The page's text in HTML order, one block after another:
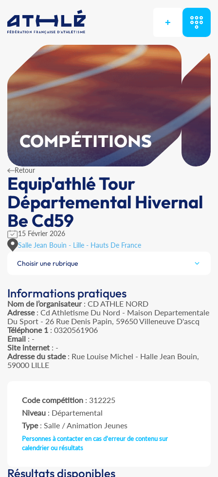
+
COMPÉTITIONS
Retour
Equip'athlé Tour
Départemental Hivernal
Be Cd59
15 Février 2026
Salle Jean Bouin - Lille - Hauts De France
Choisir une rubrique
Informations pratiques
Nom de l’organisateur: CD ATHLE NORD
Adresse: Cd Athletisme Du Nord - Maison Departementale
Du Sport - 26 Rue Denis Papin, 59650 Villeneuve D'ascq
Téléphone 1 : 0320561906
Email : -
Site internet : -
Adresse du stade: Rue Louise Michel - Halle Jean Bouin,
59000 LILLE
Code compétition : 312225
Niveau : Départemental
Type: Salle / Animation Jeunes
Personnes à contacter en cas d'erreur de contenu sur
calendrier ou résultats
Résultats disponibles